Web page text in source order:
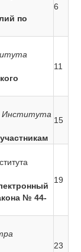
по
6
11
Института
15
№ 44-
19
23